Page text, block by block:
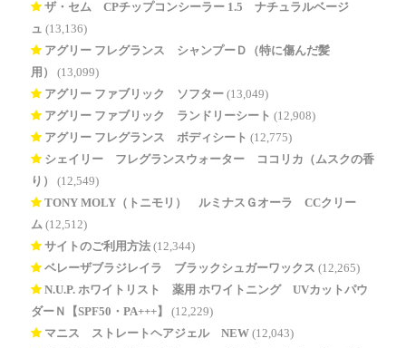
ザ・セム CPチップコンシーラー 1.5 ナチュラルベージ
ュ (13,136)
アグリー フレグランス シャンプーＤ（特に傷んだ髪
用）
(13,099)
アグリー ファブリック ソフター (13,049)
アグリー ファブリック ランドリーシート (12,908)
アグリー フレグランス ボディシート (12,775)
シェイリー フレグランスウォーター ココリカ（ムスクの香
り）
(12,549)
TONY MOLY（トニモリ） ルミナスＧオーラ CCクリー
ム (12,512)
サイトのご利用方法 (12,344)
ベレーザブラジレイラ ブラックシュガーワックス (12,265)
N.U.P. ホワイトリスト 薬用 ホワイトニング UVカットパウ
ダーＮ【SPF50・PA+++】
(12,229)
マニス ストレートヘアジェル NEW (12,043)